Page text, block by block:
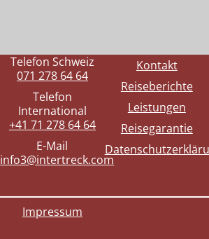
Telefon Schweiz
071 278 64 64
Telefon
International
+41 71 278 64 64
E-Mail
info3@intertreck.com
Kontakt
Reiseberichte
Leistungen
Reisegarantie
Impressum